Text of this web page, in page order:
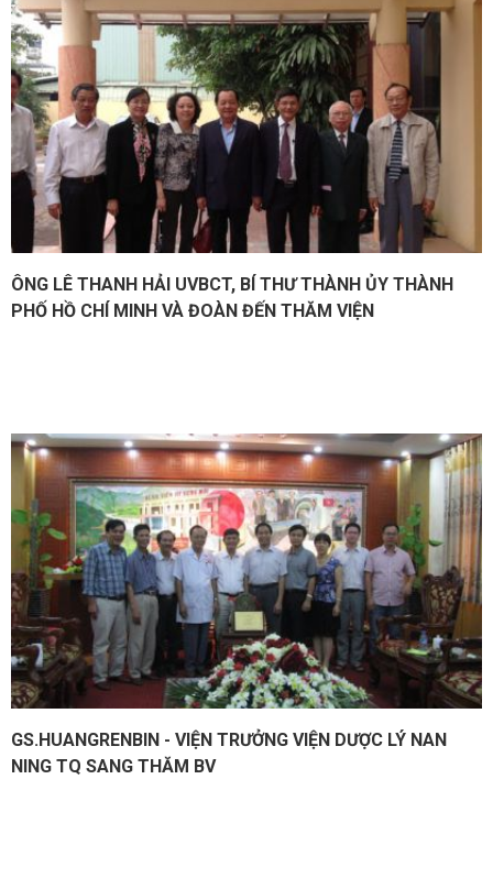
ÔNG LÊ THANH HẢI UVBCT, BÍ THƯ THÀNH ỦY THÀNH
PHỐ HỒ CHÍ MINH VÀ ĐOÀN ĐẾN THĂM VIỆN
GS.HUANGRENBIN - VIỆN TRƯỞNG VIỆN DƯỢC LÝ NAN
NING TQ SANG THĂM BV